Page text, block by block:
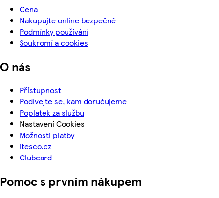
Cena
Nakupujte online bezpečně
Podmínky používání
Soukromí a cookies
O nás
Přístupnost
Podívejte se, kam doručujeme
Poplatek za službu
Nastavení Cookies
Možnosti platby
itesco.cz
Clubcard
Pomoc s prvním nákupem